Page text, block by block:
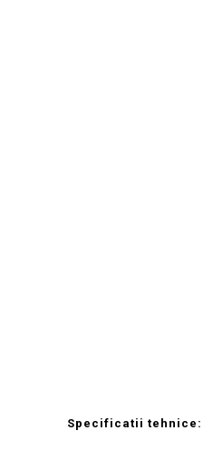
Specificatii tehnice: